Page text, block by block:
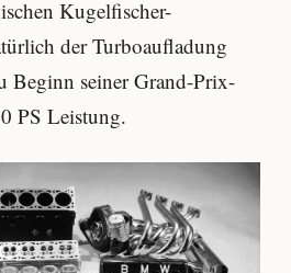
Kugelfischer-
der Turboaufladung
Beginn seiner Grand-Prix-
PS Leistung.